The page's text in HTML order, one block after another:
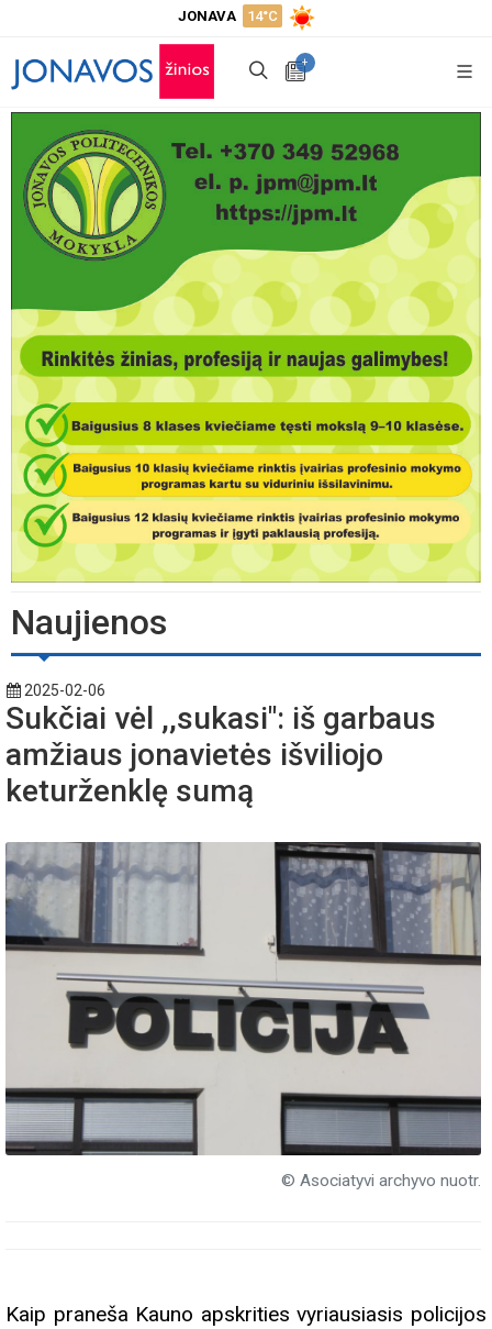
JONAVA 14°C
+
Naujienos
2025-02-06
Sukčiai vėl ,,sukasi": iš garbaus
amžiaus jonavietės išviliojo
keturženklę sumą
© Asociatyvi archyvo nuotr.
Kaip praneša Kauno apskrities vyriausiasis policijos